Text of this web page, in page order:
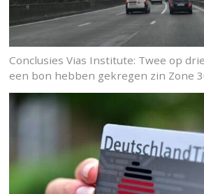
Conclusies Vias Institute: Twee op
een bon hebben gekregen zin Zone